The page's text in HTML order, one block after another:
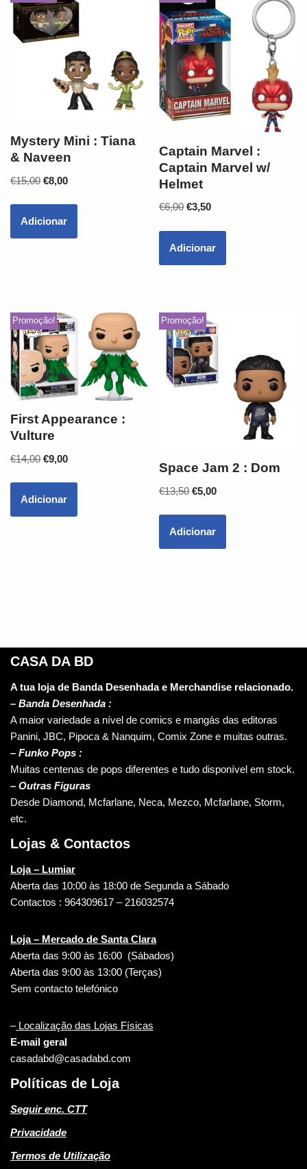
Mystery Mini : Tiana
& Naveen
€15,00 €8,00
Adicionar
Captain Marvel :
Captain Marvel w/
Helmet
€6,00 €3,50
Adicionar
Promoção!
First Appearance :
Vulture
€14,00 €9,00
Adicionar
Promoção!
Space Jam 2 : Dom
€13,50 €5,00
Adicionar
CASA DA BD
A tua loja de Banda Desenhada e Merchandise relacionado.
– Banda Desenhada :
A maior variedade a nível de comics e mangás das editoras
Panini, JBC, Pipoca & Nanquim, Comix Zone e muitas outras.
– Funko Pops :
Muitas centenas de pops diferentes e tudo disponível em stock.
– Outras Figuras
Desde Diamond, Mcfarlane, Neca, Mezco, Mcfarlane, Storm,
etc.
Lojas & Contactos
Loja – Lumiar
Aberta das 10:00 às 18:00 de Segunda a Sábado
Contactos : 964309617 – 216032574
Loja – Mercado de Santa Clara
Aberta das 9:00 às 16:00 (Sábados)
Aberta das 9:00 às 13:00 (Terças)
Sem contacto telefónico
–Localização das Lojas Físicas
E-mail geral
casadabd@casadabd.com
Políticas de Loja
Seguir enc. CTT
Privacidade
Termos de Utilização